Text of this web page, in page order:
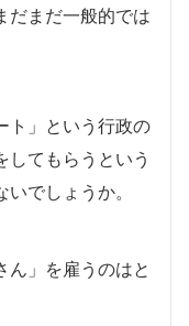
だまだ一般的では
ト」という行政の
してもらうという
でしょうか。
ん」を雇うのはと